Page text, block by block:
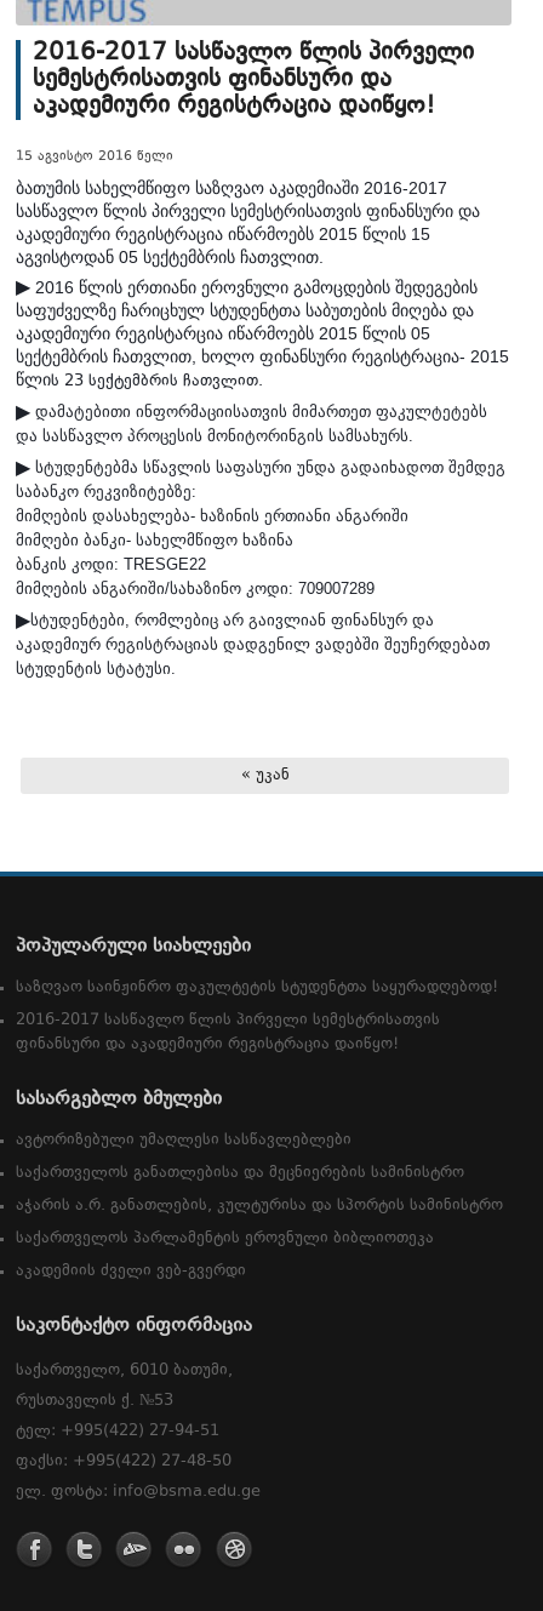
2016-2017 სასწავლო წლის პირველი
სემესტრისათვის ფინანსური და
აკადემიური რეგისტრაცია დაიწყო!
15 აგვისტო 2016 წელი
ბათუმის სახელმწიფო საზღვაო აკადემიაში 2016-2017
სასწავლო წლის პირველი სემესტრისათვის ფინანსური და
აკადემიური რეგისტრაცია იწარმოებს 2015 წლის 15
აგვისტოდან 05 სექტემბრის ჩათვლით.
▶ 2016 წლის ერთიანი ეროვნული გამოცდების შედეგების
საფუძველზე ჩარიცხულ სტუდენტთა საბუთების მიღება და
აკადემიური რეგისტარცია იწარმოებს 2015 წლის 05
სექტემბრის ჩათვლით, ხოლო ფინანსური რეგისტრაცია- 2015
წლის 23 სექტემბრის ჩათვლით.
▶ დამატებითი ინფორმაციისათვის მიმართეთ ფაკულტეტებს
და სასწავლო პროცესის მონიტორინგის სამსახურს.
▶ სტუდენტებმა სწავლის საფასური უნდა გადაიხადოთ შემდეგ
საბანკო რეკვიზიტებზე:
მიმღების დასახელება- ხაზინის ერთიანი ანგარიში
მიმღები ბანკი- სახელმწიფო ხაზინა
ბანკის კოდი: TRESGE22
მიმღების ანგარიში/სახაზინო კოდი: 709007289
▶სტუდენტები, რომლებიც არ გაივლიან ფინანსურ და
აკადემიურ რეგისტრაციას დადგენილ ვადებში შეუჩერდებათ
სტუდენტის სტატუსი.
« უკან
პოპულარული სიახლეები
საზღვაო საინჟინრო ფაკულტეტის სტუდენტთა საყურადღებოდ!
2016-2017 სასწავლო წლის პირველი სემესტრისათვის
ფინანსური და აკადემიური რეგისტრაცია დაიწყო!
სასარგებლო ბმულები
ავტორიზებული უმაღლესი სასწავლებლები
საქართველოს განათლებისა და მეცნიერების სამინისტრო
აჭარის ა.რ. განათლების, კულტურისა და სპორტის სამინისტრო
საქართველოს პარლამენტის ეროვნული ბიბლიოთეკა
აკადემიის ძველი ვებ-გვერდი
საკონტაქტო ინფორმაცია
საქართველო, 6010 ბათუმი,
რუსთაველის ქ. №53
ტელ: +995(422) 27-94-51
ფაქსი: +995(422) 27-48-50
ელ. ფოსტა: info@bsma.edu.ge